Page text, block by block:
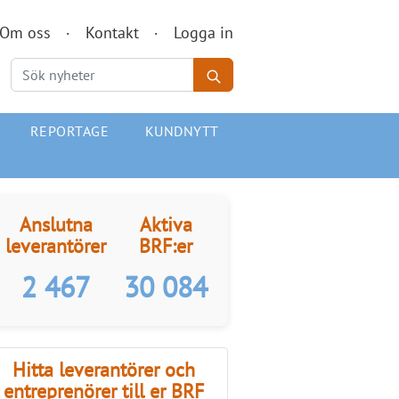
Om oss Kontakt Logga in
REPORTAGE
KUNDNYTT
Anslutna
leverantörer
2 467
Aktiva
BRF:er
30 084
Hitta leverantörer och
entreprenörer till er BRF